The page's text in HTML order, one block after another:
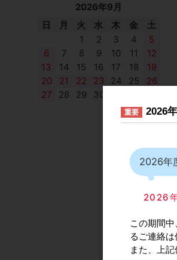
2026年9月
日
月 火 水 木 金
土
1
2 3 4
5
6
7 8 9 10 11
12
13
14 15 16 17 18
19
20
21 22 23 24 25
26
27
28 29 30
重要 2026
2026年
2026
この期間
るご連絡
また、上